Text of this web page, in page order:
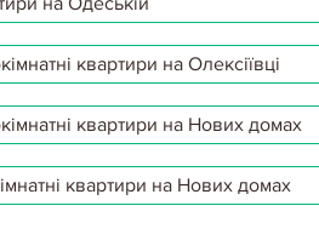
квартири на Олексіївці
квартири на Нових домах
квартири на Нових домах